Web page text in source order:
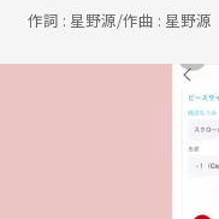
作詞 : 星野源/作曲 : 星野源